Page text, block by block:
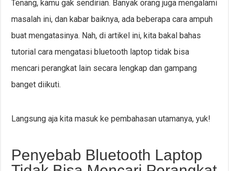
Tenang, kamu gak sendirian. Banyak orang juga mengalami
masalah ini, dan kabar baiknya, ada beberapa cara ampuh
buat mengatasinya. Nah, di artikel ini, kita bakal bahas
tutorial cara mengatasi bluetooth laptop tidak bisa
mencari perangkat lain secara lengkap dan gampang
banget diikuti.
Langsung aja kita masuk ke pembahasan utamanya, yuk!
Penyebab Bluetooth Laptop